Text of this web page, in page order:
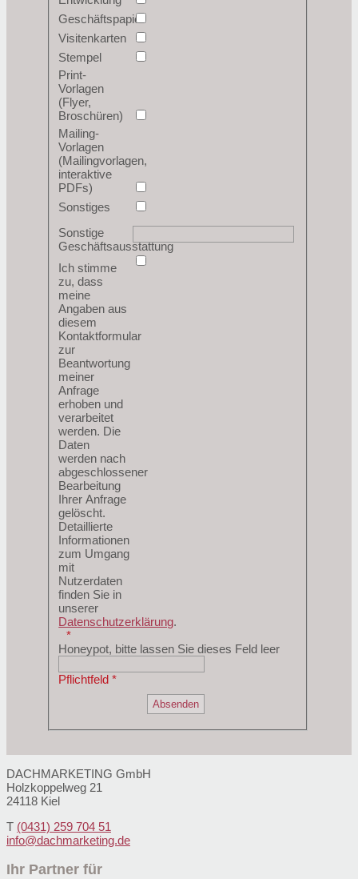
Geschäftspapier
Visitenkarten
Stempel
Print-
Vorlagen
(Flyer,
Broschüren)
Mailing-
Vorlagen
(Mailingvorlagen,
interaktive
PDFs)
Sonstiges
Sonstige
Geschäftsausstattung
Ich stimme
zu, dass
meine
Angaben aus
diesem
Kontaktformular
zur
Beantwortung
meiner
Anfrage
erhoben und
verarbeitet
werden. Die
Daten
werden nach
abgeschlossener
Bearbeitung
Ihrer Anfrage
gelöscht.
Detaillierte
Informationen
zum Umgang
mit
Nutzerdaten
finden Sie in
unserer
Datenschutzerklärung.
Honeypot, bitte lassen Sie dieses Feld leer
Pflichtfeld *
DACHMARKETING GmbH
Holzkoppelweg 21
24118 Kiel
T (0431) 259 704 51
info@dachmarketing.de
Ihr Partner für